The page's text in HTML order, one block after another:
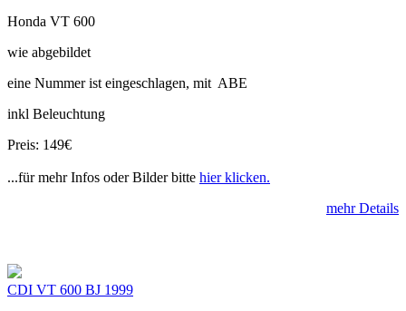
Honda VT 600
wie abgebildet
eine Nummer ist eingeschlagen, mit ABE
inkl Beleuchtung
Preis: 149€
...für mehr Infos oder Bilder bitte hier klicken.
mehr Details
CDI VT 600 BJ 1999